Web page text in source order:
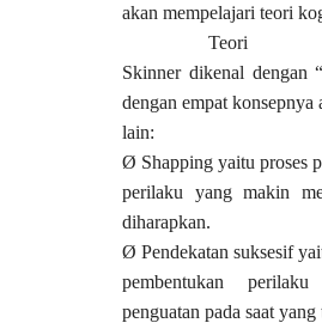
akan mempelajari teori
Teori
Skinner dikenal dengan
dengan empat konsepnya
lain:
Ø Shapping yaitu proses
perilaku yang makin
diharapkan.
Ø Pendekatan suksesif
pembentukan
penguatan pada saat yang